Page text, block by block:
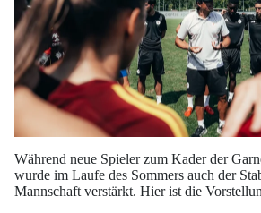
Während neue Spieler zum Kader der
wurde im Laufe des Sommers auch der
Mannschaft verstärkt. Hier ist die